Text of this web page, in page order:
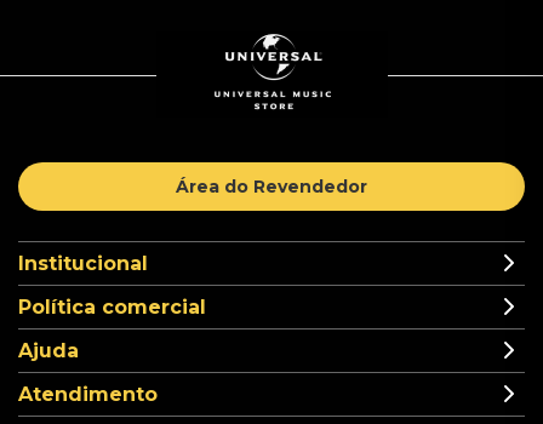
Área do Revendedor
Institucional
Política comercial
Ajuda
Atendimento